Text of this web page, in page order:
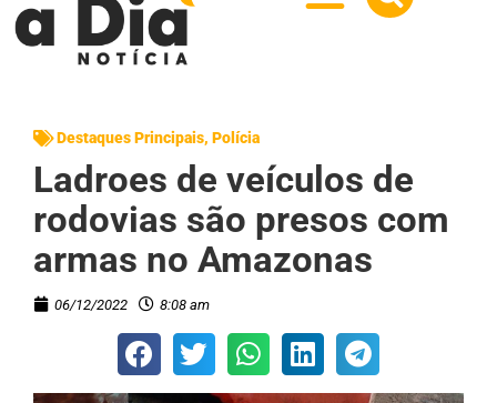
Destaques Principais, Polícia
Ladroes de veículos de
rodovias são presos com
armas no Amazonas
06/12/2022 8:08 am